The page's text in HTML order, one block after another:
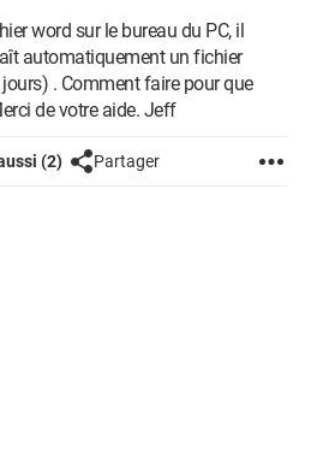
word sur le bureau du PC, il
automatiquement un fichier
. Comment faire pour que
de votre aide. Jeff
(2) Partager